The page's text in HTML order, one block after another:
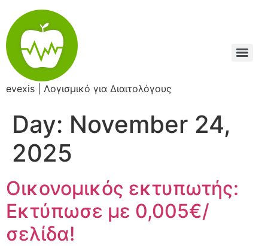
content
evexis | Λογισμικό για Διαιτολόγους
Day: November 24,
2025
Οικονομικός εκτυπωτής:
Εκτύπωσε με 0,005€/
σελίδα!